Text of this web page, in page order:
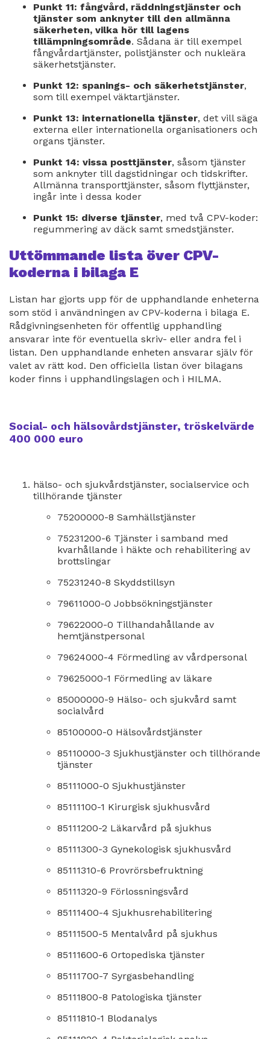
Punkt 11: fångvård, räddningstjänster och
tjänster som anknyter till den allmänna
säkerheten, vilka hör till lagens
tillämpningsområde. Sådana är till exempel
fångvårdartjänster, polistjänster och nukleära
säkerhetstjänster.
Punkt 12: spanings- och säkerhetstjänster,
som till exempel väktartjänster.
Punkt 13: internationella tjänster, det vill säga
externa eller internationella organisationers och
organs tjänster.
Punkt 14: vissa posttjänster, såsom tjänster
som anknyter till dagstidningar och tidskrifter.
Allmänna transporttjänster, såsom flyttjänster,
ingår inte i dessa koder
Punkt 15: diverse tjänster, med två CPV-koder:
regummering av däck samt smedstjänster.
Uttömmande lista över CPV-
koderna i bilaga E
Listan har gjorts upp för de upphandlande enheterna
som stöd i användningen av CPV-koderna i bilaga E.
Rådgivningsenheten för offentlig upphandling
ansvarar inte för eventuella skriv- eller andra fel i
listan. Den upphandlande enheten ansvarar själv för
valet av rätt kod. Den officiella listan över bilagans
koder finns i upphandlingslagen och i HILMA.
Social- och hälsovårdstjänster, tröskelvärde
400 000 euro
hälso- och sjukvårdstjänster, socialservice och
tillhörande tjänster
75200000-8 Samhällstjänster
75231200-6 Tjänster i samband med
kvarhållande i häkte och rehabilitering av
brottslingar
75231240-8 Skyddstillsyn
79611000-0 Jobbsökningstjänster
79622000-0 Tillhandahållande av
hemtjänstpersonal
79624000-4 Förmedling av vårdpersonal
79625000-1 Förmedling av läkare
85000000-9 Hälso- och sjukvård samt
socialvård
85100000-0 Hälsovårdstjänster
85110000-3 Sjukhustjänster och tillhörande
tjänster
85111000-0 Sjukhustjänster
85111100-1 Kirurgisk sjukhusvård
85111200-2 Läkarvård på sjukhus
85111300-3 Gynekologisk sjukhusvård
85111310-6 Provrörsbefruktning
85111320-9 Förlossningsvård
85111400-4 Sjukhusrehabilitering
85111500-5 Mentalvård på sjukhus
85111600-6 Ortopediska tjänster
85111700-7 Syrgasbehandling
85111800-8 Patologiska tjänster
85111810-1 Blodanalys